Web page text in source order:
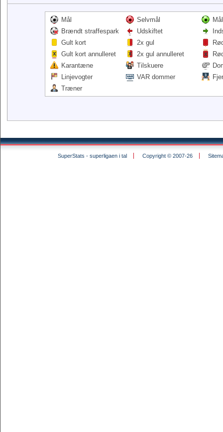
Mål Selvmål
Brændt straffespark
Udskiftet
Gult kort
2x gul
Gult kort annulleret
2x gul annulleret
Karantæne
Tilskuere
Linjevogter
VAR dommer
Træner
SuperStats - superligaen i tal Copyright © 2007-26